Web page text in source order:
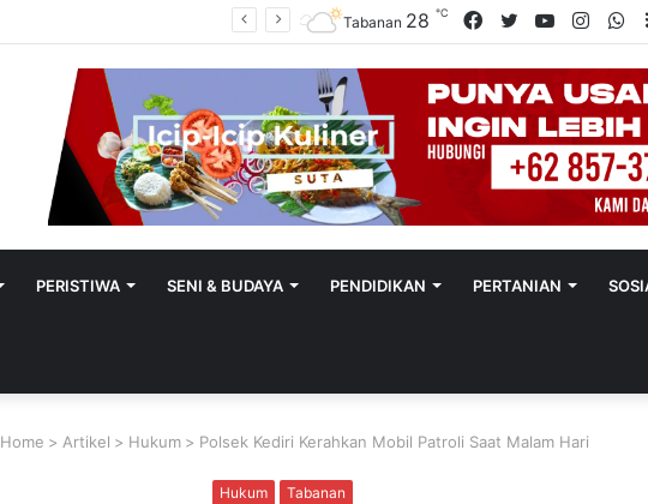
YouTube
Twitter
Facebook
Tabanan 28℃
PERISTIWA SENI & BUDAYA PENDIDIKAN PERTANIAN
Home > Artikel > Hukum > Polsek Kediri Kerahkan Mobil Patroli Saat Malam Hari
Hukum Tabanan